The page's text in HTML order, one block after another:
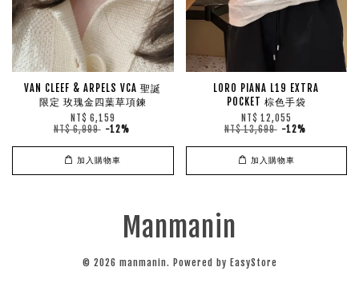
VAN CLEEF & ARPELS VCA 聖誕
限定 玫瑰金四葉草項鍊
NT$ 6,159
NT$ 6,999 -12%
加入購物車
LORO PIANA L19 EXTRA
POCKET 棕色手袋
NT$ 12,055
NT$ 13,699 -12%
加入購物車
Manmanin
© 2026 manmanin. Powered by EasyStore